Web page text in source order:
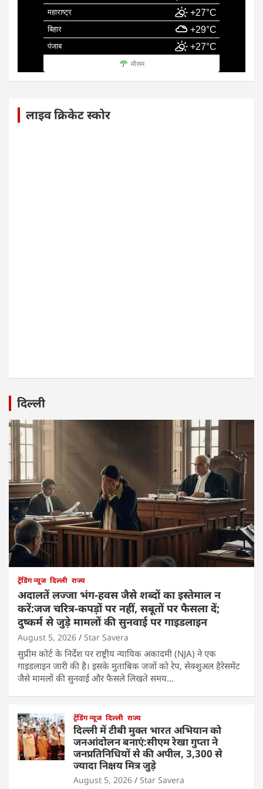
महाराष्ट्र +27°C
बिहार +29°C
पंजाब +27°C
मौसम
लाइव क्रिकेट स्कोर
दिल्ली
ट्रेंडिंग न्यूज दिल्ली राज्य
अदालतें लज्जा भंग-हवस जैसे शब्दों का इस्तेमाल न
करें:जज चरित्र-कपड़ों पर नहीं, सबूतों पर फैसला दें;
दुष्कर्म से जुड़े मामलों की सुनवाई पर गाइडलाइन
August 5, 2026 Star Savera
सुप्रीम कोर्ट के निर्देश पर राष्ट्रीय न्यायिक अकादमी (NJA) ने एक
गाइडलाइन जारी की है। इसके मुताबिक जजों को रेप, सेक्शुअल हैरेसमेंट
जैसे मामलों की सुनवाई और फैसले लिखते समय…
ट्रेंडिंग न्यूज दिल्ली राज्य
दिल्ली में टीबी मुक्त भारत अभियान को
जनआंदोलन बनाएं:सीएम रेखा गुप्ता ने
जनप्रतिनिधियों से की अपील, 3,300 से
ज्यादा निक्षय मित्र जुड़े
August 5, 2026 Star Savera